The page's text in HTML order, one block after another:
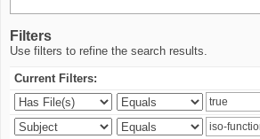
Filters
Use filters to refine the search results.
Current Filters: